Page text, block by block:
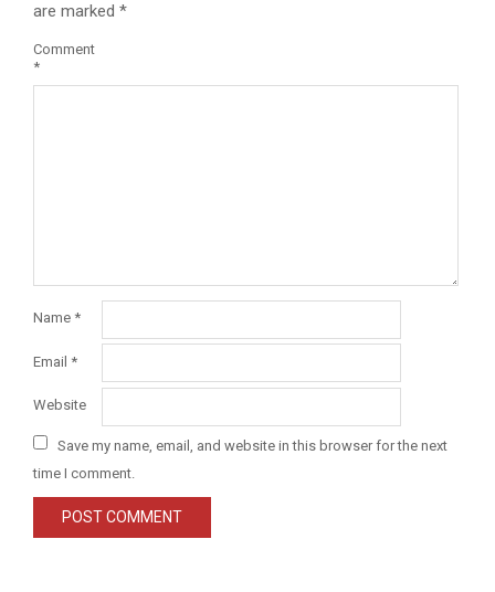
are marked *
Comment
*
Name *
Email *
Website
Save my name, email, and website in this browser for the next
time I comment.